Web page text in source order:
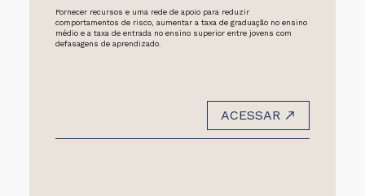
Fornecer recursos e uma rede de apoio para reduzir
comportamentos de risco, aumentar a taxa de graduação no ensino
médio e a taxa de entrada no ensino superior entre jovens com
defasagens de aprendizado.
ACESSAR